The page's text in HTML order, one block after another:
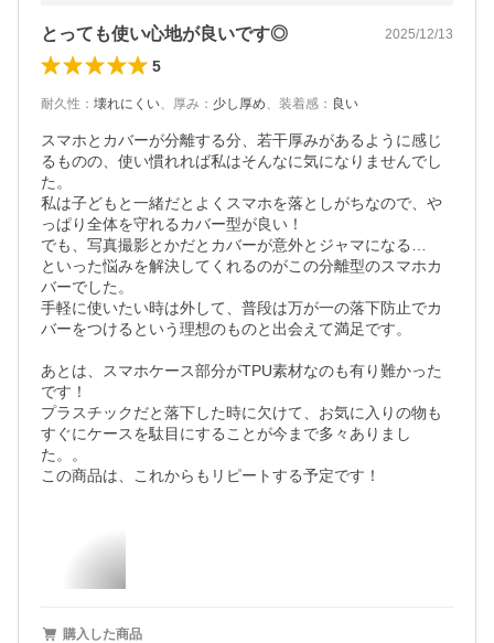
とっても使い心地が良いです◎ 2025/12/13
5
耐久性 ： 壊れにくい、 厚み ： 少し厚め、 装着感 ： 良い
スマホとカバーが分離する分、若干厚みがあるように感じ
るものの、使い慣れれば私はそんなに気になりませんでし
た。
私は子どもと一緒だとよくスマホを落としがちなので、や
っぱり全体を守れるカバー型が良い！
でも、写真撮影とかだとカバーが意外とジャマになる…
といった悩みを解決してくれるのがこの分離型のスマホカ
バーでした。
手軽に使いたい時は外して、普段は万が一の落下防止でカ
バーをつけるという理想のものと出会えて満足です。
あとは、スマホケース部分がTPU素材なのも有り難かった
です！
プラスチックだと落下した時に欠けて、お気に入りの物も
すぐにケースを駄目にすることが今まで多々ありまし
た。。
この商品は、これからもリピートする予定です！
購入した商品